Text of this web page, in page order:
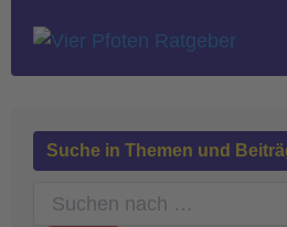
Suche in Themen und